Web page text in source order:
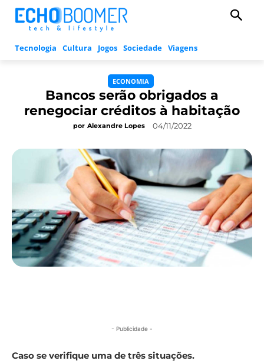
Tecnologia Cultura Jogos Sociedade Viagens
ECONOMIA
Bancos serão obrigados a
renegociar créditos à habitação
por Alexandre Lopes 04/11/2022
- Publicidade -
Caso se verifique uma de três situações.